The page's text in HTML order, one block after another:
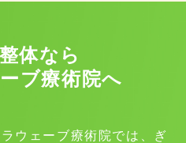
体なら
ブ療術院へ
ウェーブ療術院では、ぎ